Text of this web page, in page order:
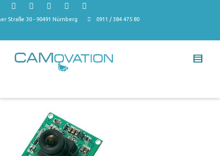
Straße 30 - 90491 Nürnberg 0911 / 384 475 80